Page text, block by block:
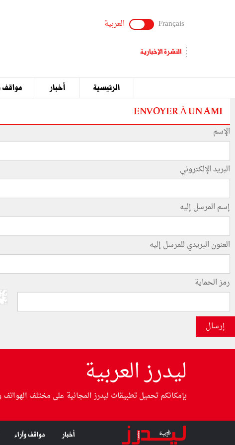
Français العربية
النشرة الإخبارية
الرئيسية أخبار مواقف
ENVOYER À UN AMI
الإسم
البريد الإلكتروني
إسم المرسل إليه
العنون البريدي للمرسل إليه
رمز الحماية
إرسال
ليدرز العربية
بإمكانكم تحميل تطبيقات ليدرز المجانية على مختلف الهواتف
أخبار مواقف وآراء